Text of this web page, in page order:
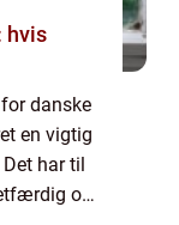
hvis
danske
en vigtig
har til
og